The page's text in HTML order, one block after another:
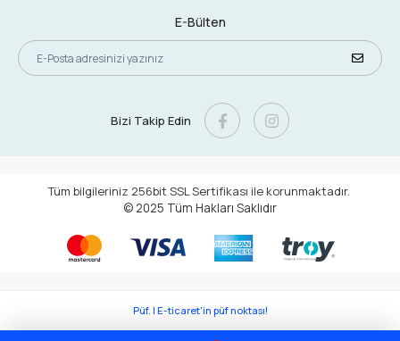
E-Bülten
Bizi Takip Edin
Tüm bilgileriniz 256bit SSL Sertifikası ile korunmaktadır.
© 2025 Tüm Hakları Saklıdır
Püf. | E-ticaret'in püf noktası!